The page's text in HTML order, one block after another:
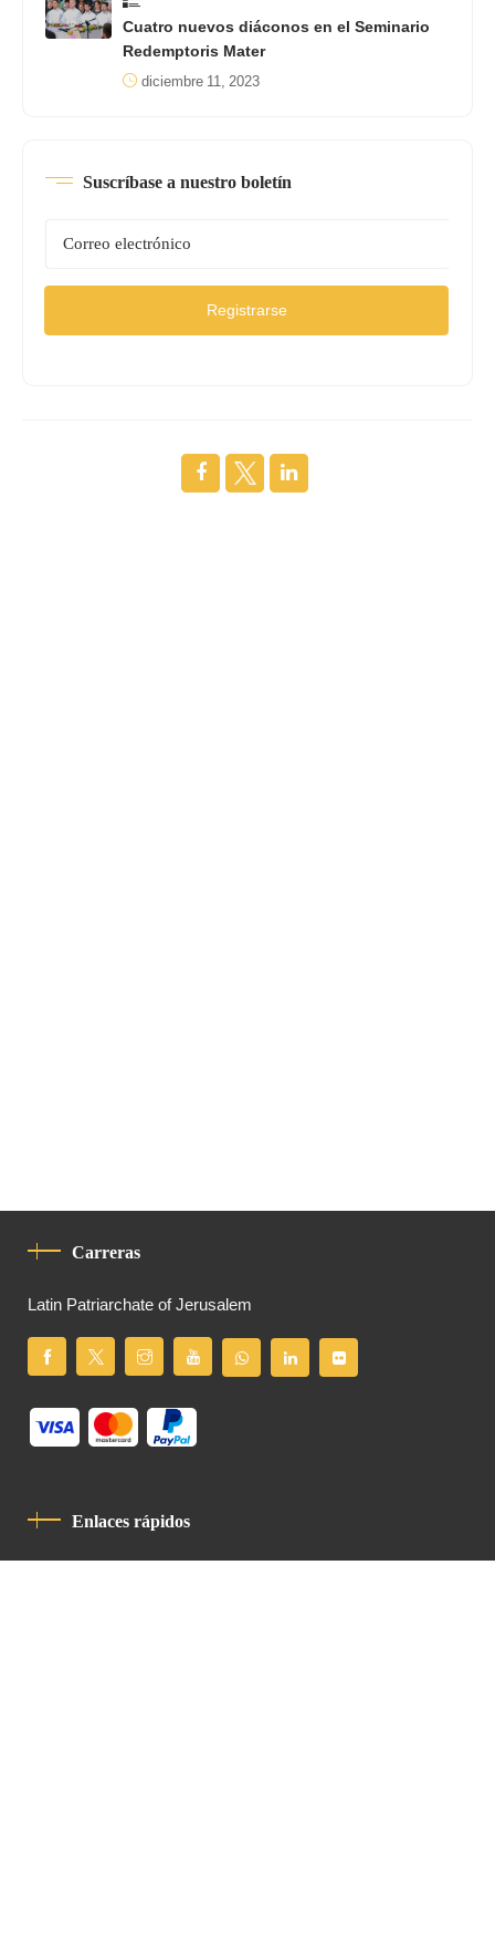
Cuatro nuevos diáconos en el Seminario
Redemptoris Mater
diciembre 11, 2023
Suscríbase a nuestro boletín
Registrarse
Carreras
Latin Patriarchate of Jerusalem
Enlaces rápidos